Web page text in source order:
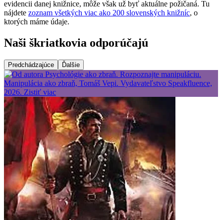
evidencii danej knižnice, môže však už byť aktuálne požičaná. Tu
nájdete zoznam všetkých viac ako 200 slovenských knižníc, o
ktorých máme údaje.
Naši škriatkovia odporúčajú
Predchádzajúce Ďalšie